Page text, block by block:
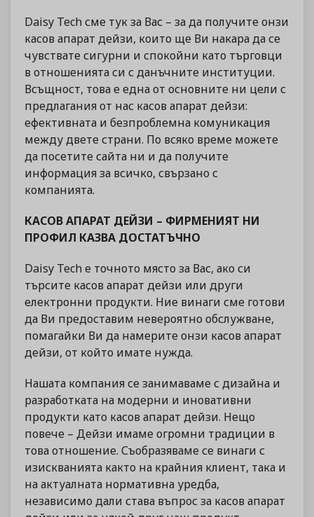
Daisy Tech сме тук за Вас – за да получите онзи
касов апарат дейзи, които ще Ви накара да се
чувствате сигурни и спокойни като търговци
в отношенията си с данъчните институции.
Всъщност, това е една от основните ни цели с
предлагания от нас касов апарат дейзи:
ефективната и безпроблемна комуникация
между двете страни. По всяко време можете
да посетите сайта ни и да получите
информация за всичко, свързано с
компанията.
КАСОВ АПАРАТ ДЕЙЗИ – ФИРМЕНИЯТ НИ
ПРОФИЛ КАЗВА ДОСТАТЪЧНО
Daisy Tech е точното място за Вас, ако си
търсите касов апарат дейзи или други
електронни продукти. Ние винаги сме готови
да Ви предоставим невероятно обслужване,
помагайки Ви да намерите онзи касов апарат
дейзи, от който имате нужда.
Нашата компания се занимаваме с дизайна и
разработката на модерни и иновативни
продукти като касов апарат дейзи. Нещо
повече – Дейзи имаме огромни традиции в
това отношение. Съобразяваме се винаги с
изискванията както на крайния клиент, така и
на актуалната нормативна уредба,
независимо дали става въпрос за касов апарат